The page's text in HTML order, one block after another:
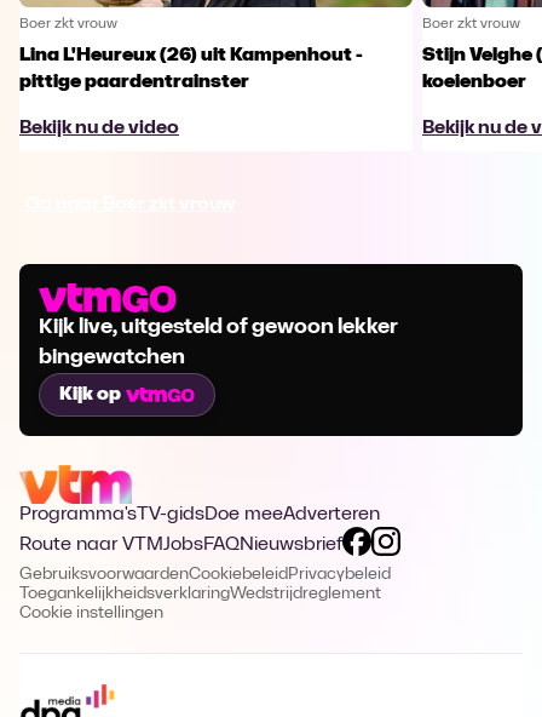
Boer zkt vrouw
Lina L'Heureux (26) uit Kampenhout -
pittige paardentrainster
Bekijk nu de video
Boer zkt vrouw
Stijn Velghe
koeienboer
Bekijk nu de
Kijk live, uitgesteld of gewoon lekker
bingewatchen
Kijk op
Programma's TV-gidsDoe meeAdverteren
Route naar VTMJobsFAQNieuwsbrief
GebruiksvoorwaardenCookiebeleid Privacybeleid
ToegankelijkheidsverklaringWedstrijdreglement
Cookie instellingen